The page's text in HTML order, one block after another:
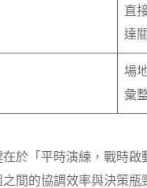
直
達
場
彙
於「平時演練，戰時
間的協調效率與決策瓶